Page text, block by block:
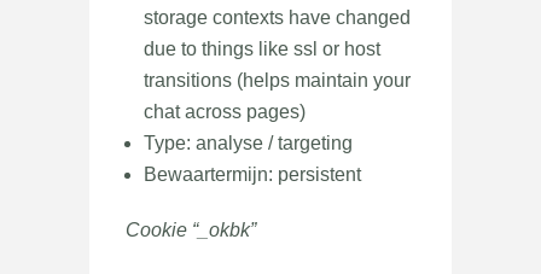
storage contexts have changed
due to things like ssl or host
transitions (helps maintain your
chat across pages)
Type: analyse / targeting
Bewaartermijn: persistent
Cookie “_okbk”